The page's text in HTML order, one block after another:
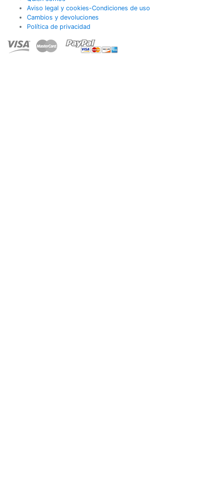
Aviso legal y cookies-Condiciones de uso
Cambios y devoluciones
Política de privacidad